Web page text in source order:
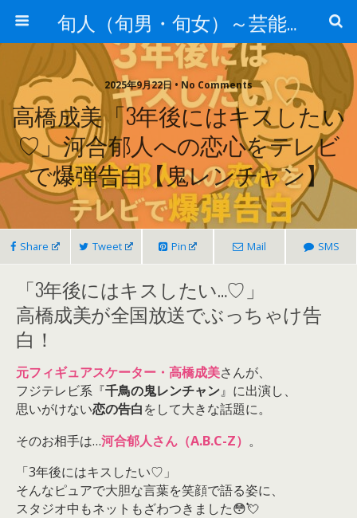
旬人（旬男・旬女）～芸能界等から旬な人・歌等の情報～
2025年9月22日 • No Comments
高橋成美「3年後にはキスしたい
♡」河合郁人への恋心をテレビ
で爆弾告白【鬼レンチャン】
Share Tweet Pin Mail SMS
「3年後にはキスしたい…♡」
高橋成美が全国放送でぶっちゃけ告
白！
元フィギュアスケーター・高橋成美さんが、
フジテレビ系『千鳥の鬼レンチャン』に出演し、
思いがけない恋の告白をして大きな話題に。
そのお相手は…河合郁人さん（A.B.C-Z） 。
「3年後にはキスしたい♡」
そんなピュアで大胆な言葉を笑顔で語る姿に、
スタジオ中もネットもざわつきました😳💘